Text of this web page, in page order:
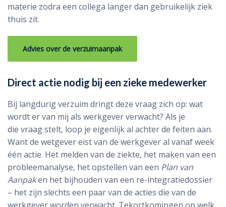
materie zodra een collega langer dan gebruikelijk ziek
thuis zit.
Advies over de verzuimaanpak
Direct actie nodig bij een zieke medewerker
Bij langdurig verzuim dringt deze vraag zich op: wat
wordt er van mij als werkgever verwacht? Als je
die vraag stelt, loop je eigenlijk al achter de feiten aan.
Want de wetgever eist van de werkgever al vanaf week
één actie. Het melden van de ziekte, het maken van een
probleemanalyse, het opstellen van een Plan van
Aanpaken het bijhouden van een re-integratiedossier
– het zijn slechts een paar van de acties die van de